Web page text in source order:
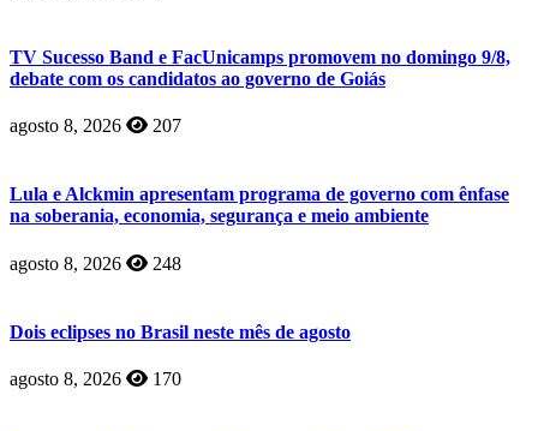
TV Sucesso Band e FacUnicamps promovem no domingo 9/8,
debate com os candidatos ao governo de Goiás
agosto 8, 2026 207
Lula e Alckmin apresentam programa de governo com ênfase
na soberania, economia, segurança e meio ambiente
agosto 8, 2026 248
Dois eclipses no Brasil neste mês de agosto
agosto 8, 2026 170